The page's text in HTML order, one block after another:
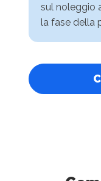
sul noleggio
la fase della